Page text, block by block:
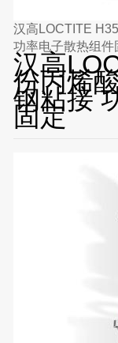
汉高LOCTITE
功率电子散热组件
汉高
份丙烯
钢粘接
固定